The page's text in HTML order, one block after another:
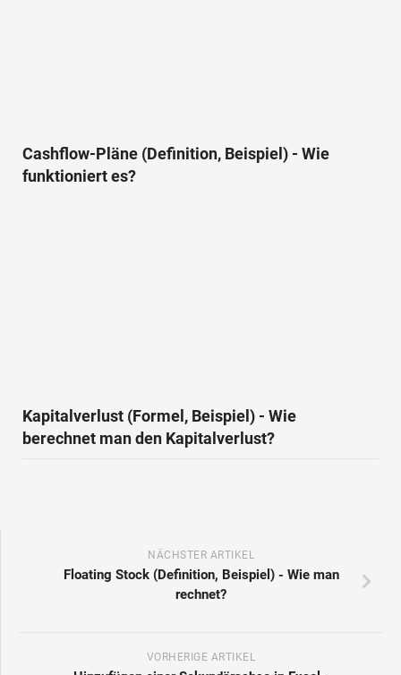
Cashflow-Pläne (Definition, Beispiel) - Wie
funktioniert es?
Kapitalverlust (Formel, Beispiel) - Wie
berechnet man den Kapitalverlust?
NÄCHSTER ARTIKEL
Floating Stock (Definition, Beispiel) - Wie man
rechnet?
VORHERIGE ARTIKEL